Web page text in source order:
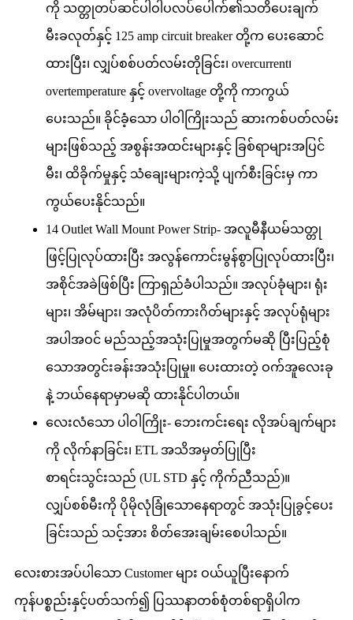
ကို သတ္တုတပ်ဆင်ပါဝါပလပ်ပေါက်၏သတိပေးချက်
မီးခလုတ်နှင့် 125 amp circuit breaker တို့က ပေးဆောင်
ထားပြီး၊ လျှပ်စစ်ပတ်လမ်းတိုခြင်း၊ overcurrent၊
overtemperature နှင့် overvoltage တို့ကို ကာကွယ်
ပေးသည်။ ခိုင်ခံ့သော ပါဝါကြိုးသည် ဆားကစ်ပတ်လမ်း
များဖြစ်သည့် အစွန်းအထင်းများနှင့် ခြစ်ရာများအပြင်
မီး၊ ထိခိုက်မှုနှင့် သံချေးများကဲ့သို့ ပျက်စီးခြင်းမှ ကာ
ကွယ်ပေးနိုင်သည်။
14 Outlet Wall Mount Power Strip- အလူမီနီယမ်သတ္တု
ဖြင့်ပြုလုပ်ထားပြီး အလွန်ကောင်းမွန်စွာပြုလုပ်ထားပြီး၊
အစိုင်အခဲဖြစ်ပြီး ကြာရှည်ခံပါသည်။ အလုပ်ခုံများ၊ ရုံး
များ၊ အိမ်များ၊ အလုံပိတ်ကားဂိတ်များနှင့် အလုပ်ရုံများ
အပါအဝင် မည်သည့်အသုံးပြုမှုအတွက်မဆို ပြီးပြည့်စုံ
သောအတွင်းခန်းအသုံးပြုမှု။ ပေးထားတဲ့ ဝက်အူလေးခု
နဲ့ ဘယ်နေရာမှာမဆို ထားနိုင်ပါတယ်။
လေးလံသော ပါဝါကြိုး- ဘေးကင်းရေး လိုအပ်ချက်များ
ကို လိုက်နာခြင်း၊ ETL အသိအမှတ်ပြုပြီး
စာရင်းသွင်းသည် (UL STD နှင့် ကိုက်ညီသည်)။
လျှပ်စစ်မီးကို ပိုမိုလုံခြုံသောနေရာတွင် အသုံးပြုခွင့်ပေး
ခြင်းသည် သင့်အား စိတ်အေးချမ်းစေပါသည်။
လေးစားအပ်ပါသော Customer များ ဝယ်ယူပြီးနောက်
ကုန်ပစ္စည်းနှင့်ပတ်သက်၍ ပြဿနာတစ်စုံတစ်ရာရှိပါက